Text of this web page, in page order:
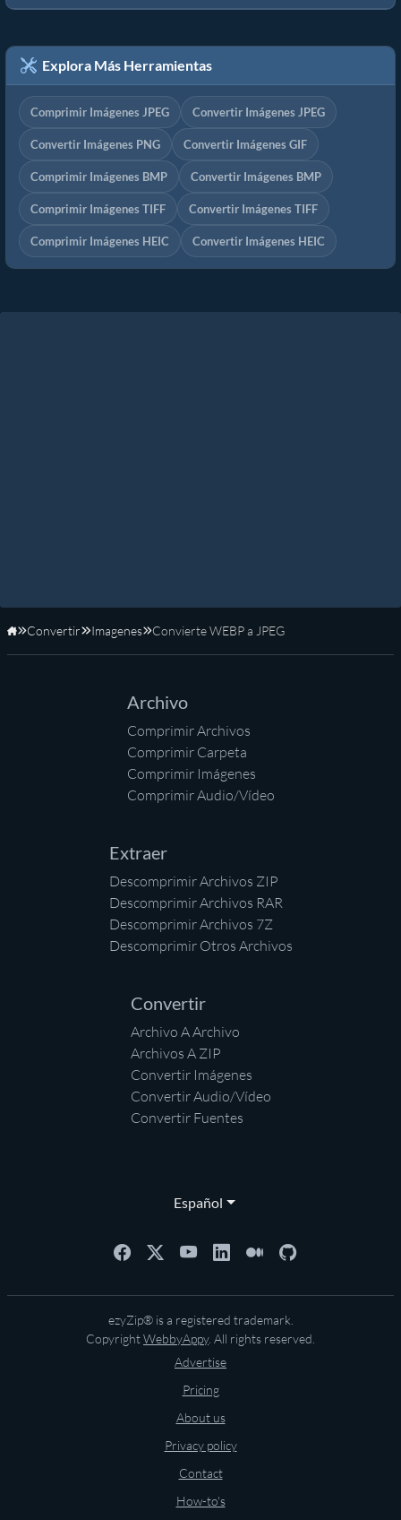
Explora Más Herramientas
Comprimir Imágenes JPEG Convertir Imágenes JPEG
Convertir Imágenes PNG Convertir Imágenes GIF
Comprimir Imágenes BMP Convertir Imágenes BMP
Comprimir Imágenes TIFF Convertir Imágenes TIFF
Comprimir Imágenes HEIC Convertir Imágenes HEIC
Inicio
Convertir Imagenes Convierte WEBP a JPEG
Archivo
Comprimir Archivos
Comprimir Carpeta
Comprimir Imágenes
Comprimir Audio/Vídeo
Extraer
Descomprimir Archivos ZIP
Descomprimir Archivos RAR
Descomprimir Archivos 7Z
Descomprimir Otros Archivos
Convertir
Archivo A Archivo
Archivos A ZIP
Convertir Imágenes
Convertir Audio/Vídeo
Convertir Fuentes
Español
ezyZip® is a registered trademark.
CopyrightWebbyAppy. All rights reserved.
Advertise
Pricing
About us
Privacy policy
Contact
How-to's